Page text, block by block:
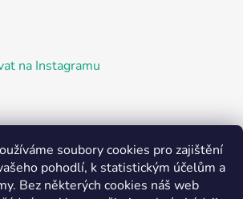
soubory cookies pro zajištění
pohodlí, k statistickým účelům a
Bez některých cookies náš web
na Instagramu